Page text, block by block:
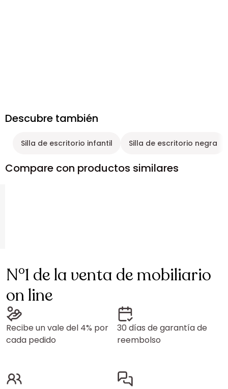
Descubre también
Silla de escritorio infantil Silla de escritorio negra
Compare con productos similares
N°1 de la venta de mobiliario
on line
Recibe un vale del 4% por
cada pedido
30 días de garantía de
reembolso